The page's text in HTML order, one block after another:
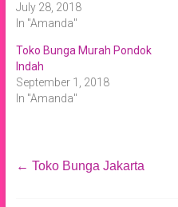
July 28, 2018
In "Amanda"
Toko Bunga Murah Pondok
Indah
September 1, 2018
In "Amanda"
← Toko Bunga Jakarta